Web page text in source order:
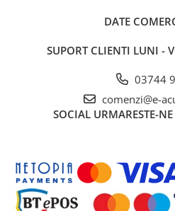
Intrerupatoare si prize
structurata
Lumina (Becuri si Lanterne)
Cablu de date si Adaptoare
Solutii solare portabile
Lichidare de stoc
DATE
SUPORT CLIENTI LUNI -
03744
comenzi@e-
SOCIAL URMARESTE-